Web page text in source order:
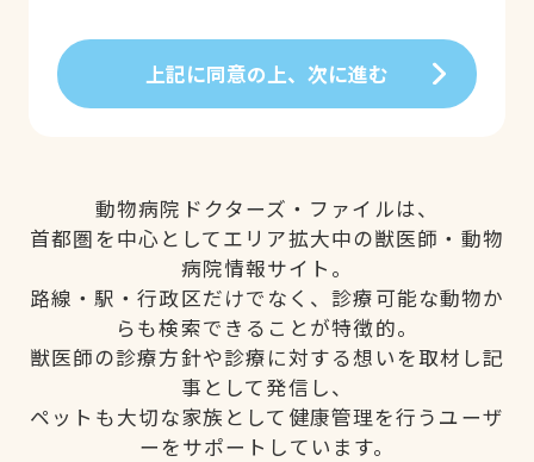
上記に同意の上、次に進む
動物病院ドクターズ・ファイルは、
首都圏を中心としてエリア拡大中の獣医師・動物
病院情報サイト。
路線・駅・行政区だけでなく、診療可能な動物か
らも検索できることが特徴的。
獣医師の診療方針や診療に対する想いを取材し記
事として発信し、
ペットも大切な家族として健康管理を行うユーザ
ーをサポートしています。